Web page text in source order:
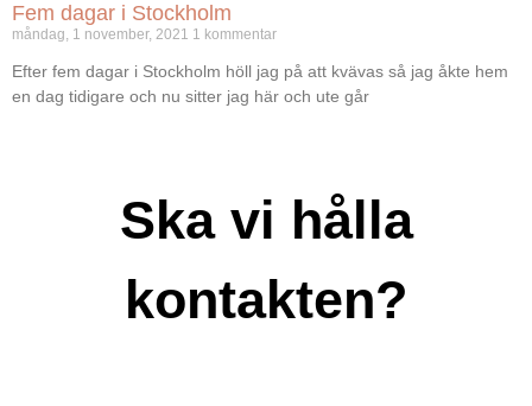
Fem dagar i Stockholm
måndag, 1 november, 2021 1 kommentar
Efter fem dagar i Stockholm höll jag på att kvävas så jag åkte hem
en dag tidigare och nu sitter jag här och ute går
Ska vi hålla
kontakten?